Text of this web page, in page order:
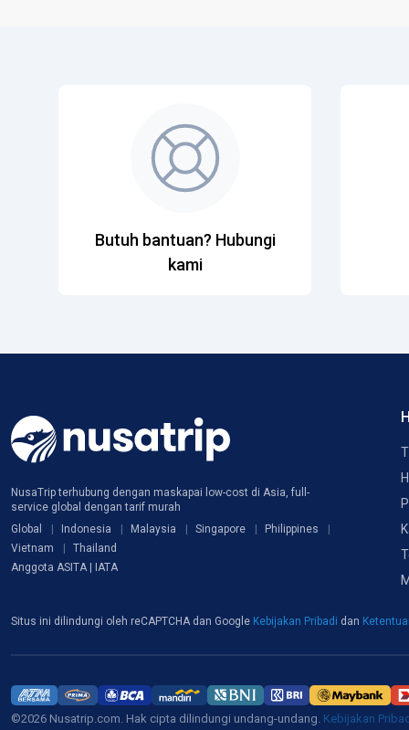
Butuh bantuan? Hubungi
kami
NusaTrip terhubung dengan maskapai low-cost di Asia, full-
service global dengan tarif murah
Global
Indonesia Malaysia Singapore
Philippines
Vietnam
Thailand
Anggota ASITA | IATA
Situs ini dilindungi oleh reCAPTCHA dan Google Kebijakan Pribadi dan
©2026 Nusatrip.com. Hak cipta dilindungi undang-undang. Kebijakan